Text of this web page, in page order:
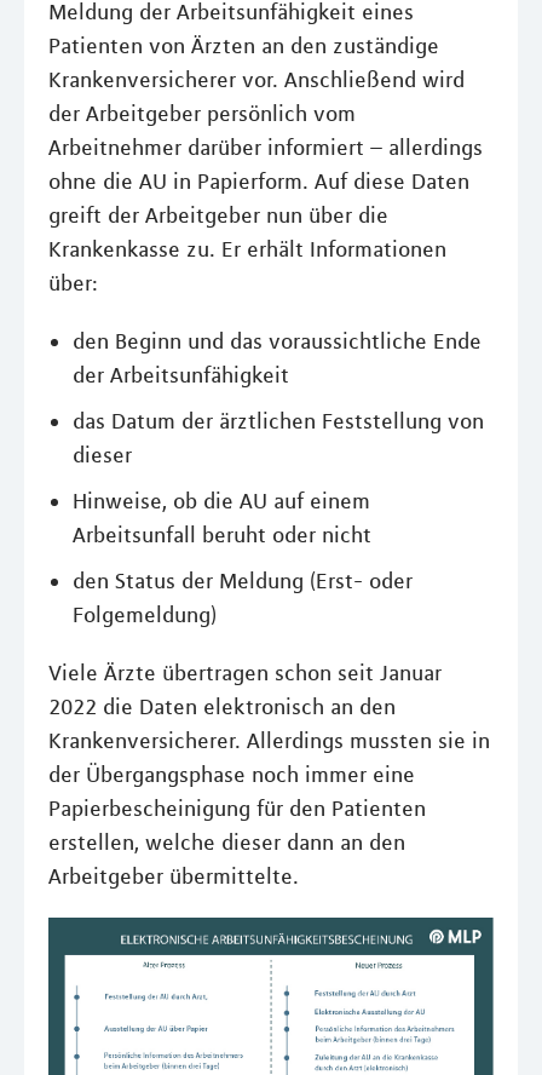
Meldung der Arbeitsunfähigkeit eines
Patienten von Ärzten an den zuständige
Krankenversicherer vor. Anschließend wird
der Arbeitgeber persönlich vom
Arbeitnehmer darüber informiert – allerdings
ohne die AU in Papierform. Auf diese Daten
greift der Arbeitgeber nun über die
Krankenkasse zu. Er erhält Informationen
über:
den Beginn und das voraussichtliche Ende
der Arbeitsunfähigkeit
das Datum der ärztlichen Feststellung von
dieser
Hinweise, ob die AU auf einem
Arbeitsunfall beruht oder nicht
den Status der Meldung (Erst- oder
Folgemeldung)
Viele Ärzte übertragen schon seit Januar
2022 die Daten elektronisch an den
Krankenversicherer. Allerdings mussten sie in
der Übergangsphase noch immer eine
Papierbescheinigung für den Patienten
erstellen, welche dieser dann an den
Arbeitgeber übermittelte.